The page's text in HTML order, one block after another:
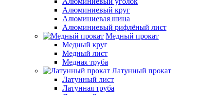
Алюминиевый круг
Алюминиевая шина
Алюминиевый рифлёный лист
Медный прокат
Медный круг
Медный лист
Медная труба
Латунный прокат
Латунный лист
Латунная труба